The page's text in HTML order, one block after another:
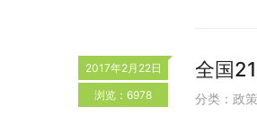
2017年2月22日
浏览：6978
全国
分类： 政